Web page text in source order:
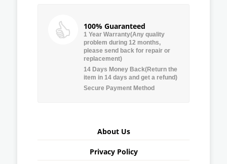
100% Guaranteed
1 Year Warranty(Any quality
problem during 12 months,
please send back for repair or
replacement)
14 Days Money Back(Return the
item in 14 days and get a refund)
Secure Payment Method
About Us
Privacy Policy